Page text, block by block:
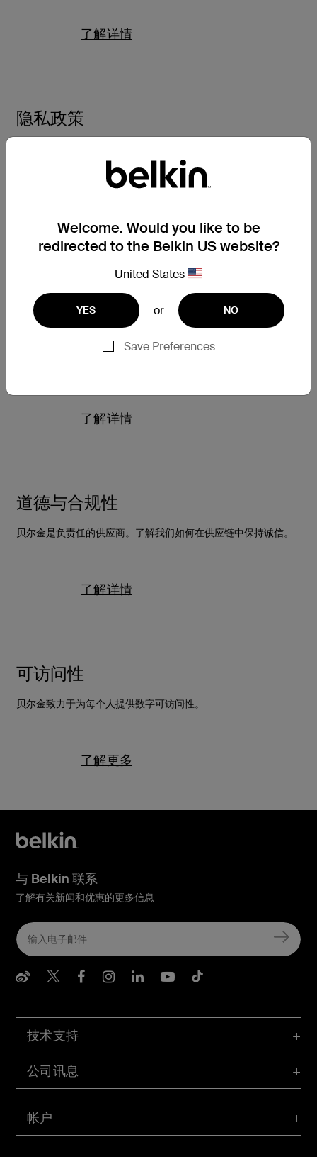
了解详情
隐私政策
用您的个人可识别信息或个人数据，以及我们如何保护您的隐
了解详情
条款
网站使用条款、一般条款、销售条款和其他与产品相关的使用条
了解详情
道德与合规性
贝尔金是负责任的供应商。了解我们如何在供应链中保持诚信。
了解详情
可访问性
贝尔金致力于为每个人提供数字可访问性。
了解更多
Welcome. Would you like to be
redirected to the Belkin US website?
United States
YES or NO
Save Preferences
帐户
技术支持
公司讯息
与 Belkin 联系
了解有关新闻和优惠的更多信息
Belkin Weibo
Belkin Twitter
Belkin Facebook
Belkin Instagram
Belkin LInkedIn
Belkin Youtube
Belkin